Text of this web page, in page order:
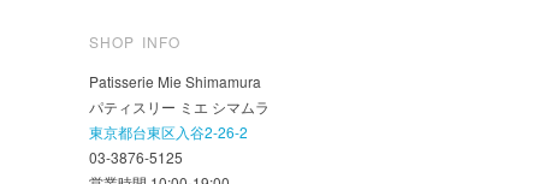
SHOP INFO
Patisserie Mie Shimamura
パティスリー ミエ シマムラ
東京都台東区入谷2-26-2
03-3876-5125